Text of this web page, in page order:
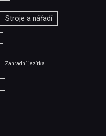
Stroje a nářadí
Zahradní jezírka